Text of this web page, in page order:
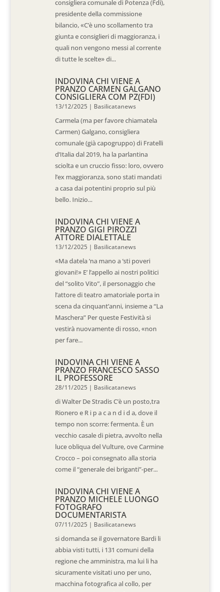
consigliera comunale di Potenza (Fdi),
presidente della commissione
bilancio, «C’è uno scollamento tra
giunta e consiglieri di maggioranza, i
quali non vengono messi al corrente
di tutte le scelte» di...
INDOVINA CHI VIENE A
PRANZO CARMEN GALGANO
CONSIGLIERA COM PZ(FDI)
13/12/2025 | Basilicatanews
Carmela (ma per favore chiamatela
Carmen) Galgano, consigliera
comunale (già capogruppo) di Fratelli
d’Italia dal 2019, ha la parlantina
sciolta e un cruccio fisso: loro, ovvero
l’ex maggioranza, sono stati mandati
a casa dai potentini proprio sul più
bello. Inizio...
INDOVINA CHI VIENE A
PRANZO GIGI PIROZZI
ATTORE DIALETTALE
13/12/2025 | Basilicatanews
«Ma datela ‘na mano a ‘sti poveri
giovani!» E’ l’appello ai nostri politici
del “solito Vito”, il personaggio che
l’attore di teatro amatoriale porta in
scena da cinquant’anni, insieme a “La
Maschera” Per queste Festività si
vestirà nuovamente di rosso, «non
per fare...
INDOVINA CHI VIENE A
PRANZO FRANCESCO SASSO
IL PROFESSORE
28/11/2025 | Basilicatanews
di Walter De Stradis C’è un posto,tra
Rionero e R i p a c a n d i d a, dove il
tempo non scorre: fermenta. È un
vecchio casale di pietra, avvolto nella
luce obliqua del Vulture, ove Carmine
Crocco – poi consegnato alla storia
come il “generale dei briganti”-per...
INDOVINA CHI VIENE A
PRANZO MICHELE LUONGO
FOTOGRAFO
DOCUMENTARISTA
07/11/2025 | Basilicatanews
si domanda se il governatore Bardi li
abbia visti tutti, i 131 comuni della
regione che amministra, ma lui li ha
sicuramente visitati uno per uno,
macchina fotografica al collo, per